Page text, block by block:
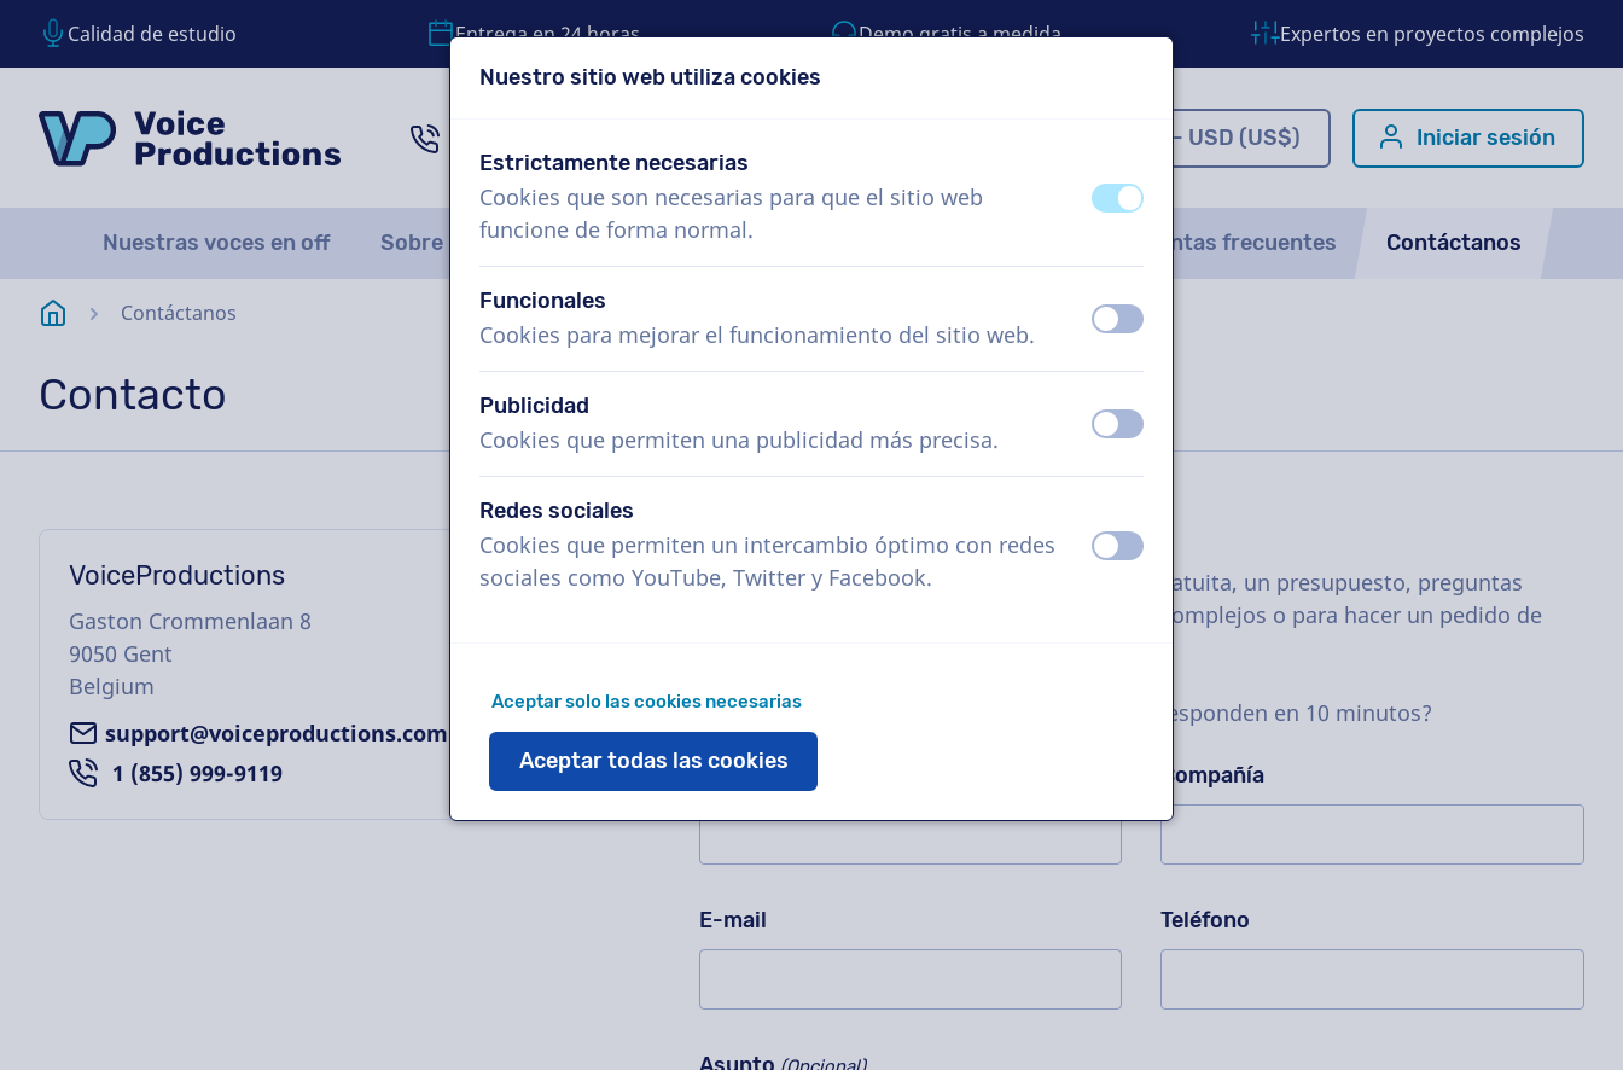
Calidad de estudio Entrega en 24 horas Demo gratis a medida Expertos en proyectos complejos
VoiceProductions
ES - USD (US$) Iniciar sesión
Nuestras voces en off Sobre nosotros ¿Cómo funciona? Preguntas frecuentes Contáctanos
Página de inicio
Contáctanos
Contacto
VoiceProductions
Gaston Crommenlaan 8
9050 Gent
Belgium
support@voiceproductions.com
1 (855) 999-9119
No rellenar este campo.
¡Pregúntanos cualquier cosa!
Contáctenos para una grabación de prueba gratuita, un presupuesto, preguntas
sobre nuestro método de trabajo, proyectos complejos o para hacer un pedido de
¿Sabía que el 95% de todas las preguntas se responden en 10 minutos?
Nombre Compañía
E-mail Teléfono
Nuestro sitio web utiliza cookies
Estrictamente necesarias
Cookies que son necesarias para que el sitio web
funcione de forma normal.
apagado
encendido
Funcionales
Cookies para mejorar el funcionamiento del sitio web. apagado
encendido
Publicidad
Cookies que permiten una publicidad más precisa. apagado
encendido
Redes sociales
Cookies que permiten un intercambio óptimo con redes
sociales como YouTube, Twitter y Facebook.
apagado
encendido
Aceptar solo las cookies necesarias
Aceptar todas las cookies